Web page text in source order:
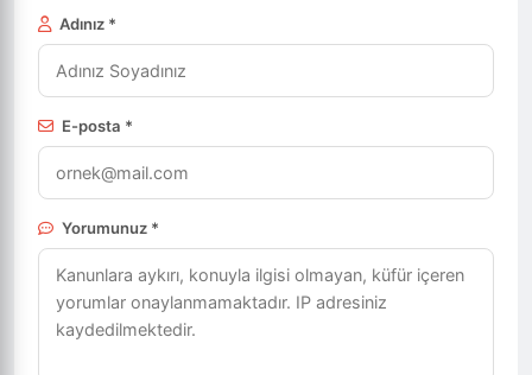
Adınız *
E-posta *
Yorumunuz *